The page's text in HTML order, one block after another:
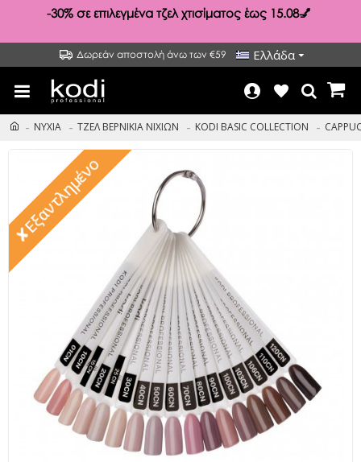
-30% σε επιλεγμένα τζελ χτισίματος έως 15.08💅
Δωρεάν αποστολή άνω των €59 Ελλάδα
ΝΥΧΙΑ ΤΖΕΛ ΒΕΡΝΙΚΙΑ ΝΙΧΙΩΝ KODI BASIC COLLECTION
✘Εξαντλημένο